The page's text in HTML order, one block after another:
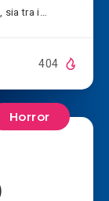
tra i…
404
Horror